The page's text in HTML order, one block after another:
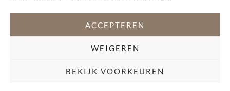
ACCEPTEREN
WEIGEREN
BEKIJK VOORKEUREN